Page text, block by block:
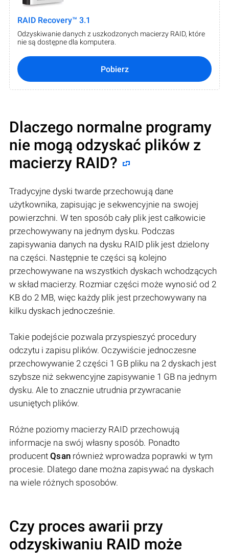
RAID Recovery™ 3.1
Odzyskiwanie danych z uszkodzonych macierzy RAID, które
nie są dostępne dla komputera.
Pobierz
Dlaczego normalne programy
nie mogą odzyskać plików z
macierzy RAID?
Tradycyjne dyski twarde przechowują dane
użytkownika, zapisując je sekwencyjnie na swojej
powierzchni. W ten sposób cały plik jest całkowicie
przechowywany na jednym dysku. Podczas
zapisywania danych na dysku RAID plik jest dzielony
na części. Następnie te części są kolejno
przechowywane na wszystkich dyskach wchodzących
w skład macierzy. Rozmiar części może wynosić od 2
KB do 2 MB, więc każdy plik jest przechowywany na
kilku dyskach jednocześnie.
Takie podejście pozwala przyspieszyć procedury
odczytu i zapisu plików. Oczywiście jednoczesne
przechowywanie 2 części 1 GB pliku na 2 dyskach jest
szybsze niż sekwencyjne zapisywanie 1 GB na jednym
dysku. Ale to znacznie utrudnia przywracanie
usuniętych plików.
Różne poziomy macierzy RAID przechowują
informacje na swój własny sposób. Ponadto
producentQsanrównież wprowadza poprawki w tym
procesie. Dlatego dane można zapisywać na dyskach
na wiele różnych sposobów.
Czy proces awarii przy
odzyskiwaniu RAID może